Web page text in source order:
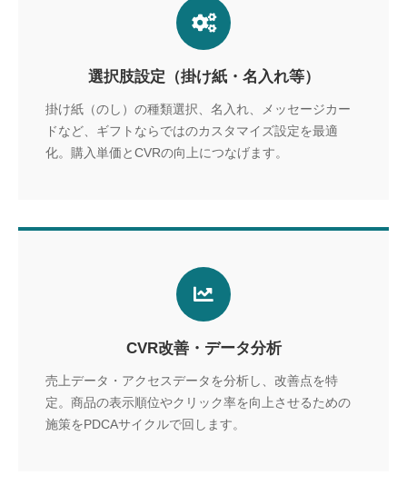
選択肢設定（掛け紙・名入れ等）
掛け紙（のし）の種類選択、名入れ、メッセージカー
ドなど、ギフトならではのカスタマイズ設定を最適
化。購入単価とCVRの向上につなげます。
CVR改善・データ分析
売上データ・アクセスデータを分析し、改善点を特
定。商品の表示順位やクリック率を向上させるための
施策をPDCAサイクルで回します。